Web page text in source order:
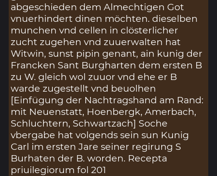
abgeschieden dem Almechtigen Got
vnuerhindert dinen möchten. dieselben
munchen vnd cellen in clösterlicher
zucht zugehen vnd zuuerwalten hat
Witwin, sunst pipin genant, ain kunig der
Francken Sant Burgharten dem ersten B
zu W. gleich wol zuuor vnd ehe er B
warde zugestellt vnd beuolhen
[Einfügung der Nachtragshand am Rand:
mit Neuenstatt, Hoenbergk, Amerbach,
Schluchtern, Schwartzach] Soche
vbergabe hat volgends sein sun Kunig
Carl im ersten Jare seiner regirung S
Burhaten der B. worden. Recepta
priuilegiorum fol 201